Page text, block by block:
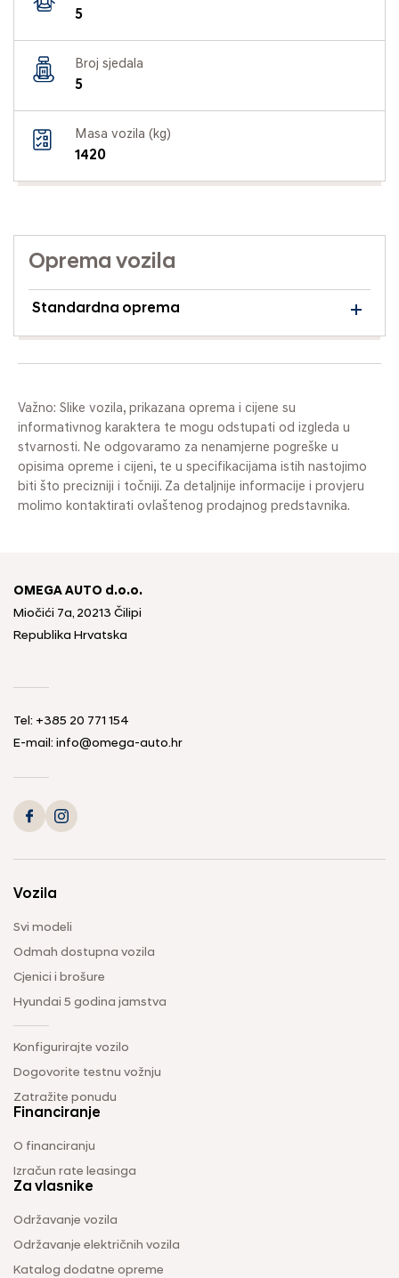
5
Broj sjedala
5
Masa vozila (kg)
1420
Oprema vozila
Standardna oprema
Važno: Slike vozila, prikazana oprema i cijene su
informativnog karaktera te mogu odstupati od izgleda u
stvarnosti. Ne odgovaramo za nenamjerne pogreške u
opisima opreme i cijeni, te u specifikacijama istih nastojimo
biti što precizniji i točniji. Za detaljnije informacije i provjeru
molimo kontaktirati ovlaštenog prodajnog predstavnika.
OMEGA AUTO d.o.o.
Miočići 7a, 20213 Čilipi
Republika Hrvatska
Tel: +385 20 771 154
E-mail: info@omega-auto.hr
Vozila
Svi modeli
Odmah dostupna vozila
Cjenici i brošure
Hyundai 5 godina jamstva
Konfigurirajte vozilo
Dogovorite testnu vožnju
Zatražite ponudu
Financiranje
O financiranju
Izračun rate leasinga
Za vlasnike
Održavanje vozila
Održavanje električnih vozila
Katalog dodatne opreme